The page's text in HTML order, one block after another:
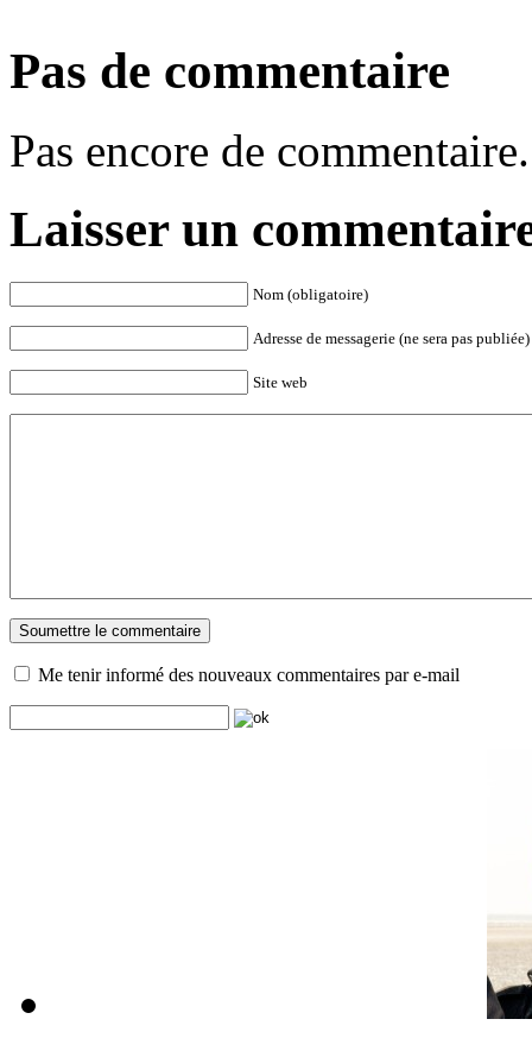
Pas de commentaire
Pas encore de commentaire.
Laisser un
Nom (obligatoire)
Adresse de messagerie (ne sera pas
Site web
Me tenir informé des nouveaux commentaires par e-mail